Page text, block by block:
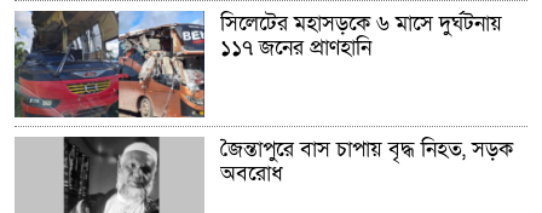
সিলেটের মহাসড়কে ৬ মাসে দুর্ঘটনায়
১১৭ জনের প্রাণহানি
জৈন্তাপুরে বাস চাপায় বৃদ্ধ নিহত, সড়ক
অবরোধ